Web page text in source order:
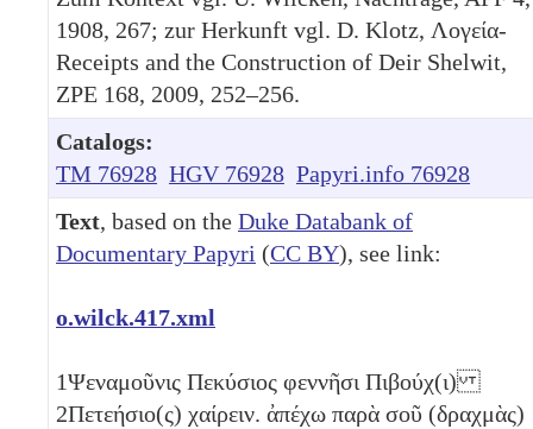
1908, 267; zur Herkunft vgl. D. Klotz, Λογεία-
Receipts and the Construction of Deir Shelwit,
ZPE 168, 2009, 252–256.
Catalogs:
TM 76928 HGV 76928 Papyri.info 76928
Text, based on the Duke Databank of
Documentary Papyri (CC BY), see link:
o.wilck.417.xml
1Ψεναμοῦνις Πεκύσιος φεννῆσι Πιβούχ(ι)
2Πετεήσιο(ς) χαίρειν. ἀπέχω παρὰ σοῦ (δραχμὰς)